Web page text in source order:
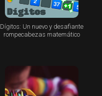
Dígitos: Un nuevo y desafiante
rompecabezas matemático